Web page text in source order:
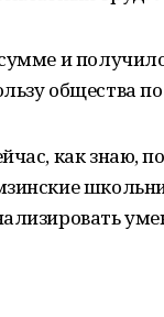
и
общества
как знаю,